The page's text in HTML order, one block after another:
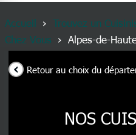
RDV EN
Fil d'Ariane
Accueil
Trouvez un
Chez Vous
Alpes-de-
Retour au choix du
NOS